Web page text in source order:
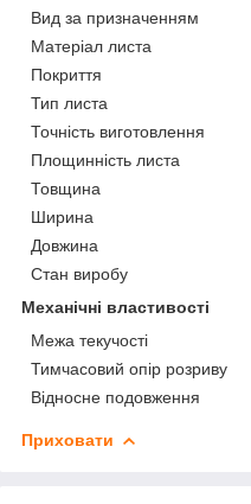
Вид за призначенням
Матеріал листа
Покриття
Тип листа
Точність виготовлення
Площинність листа
Товщина
Ширина
Довжина
Стан виробу
Механічні властивості
Межа текучості
Тимчасовий опір розриву
Відносне подовження
Приховати